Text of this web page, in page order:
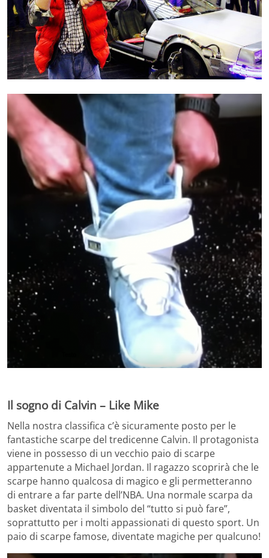
Il sogno di Calvin – Like Mike
Nella nostra classifica c’è sicuramente posto per le
fantastiche scarpe del tredicenne Calvin. Il protagonista
viene in possesso di un vecchio paio di scarpe
appartenute a Michael Jordan. Il ragazzo scoprirà che le
scarpe hanno qualcosa di magico e gli permetteranno
di entrare a far parte dell’NBA. Una normale scarpa da
basket diventata il simbolo del “tutto si può fare”,
soprattutto per i molti appassionati di questo sport. Un
paio di scarpe famose, diventate magiche per qualcuno!